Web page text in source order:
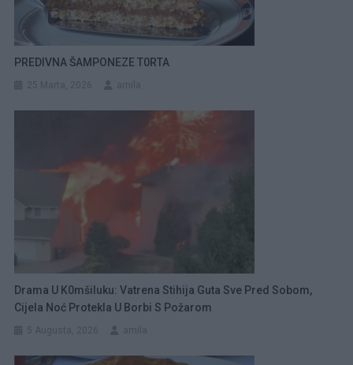
PREDIVNA ŠAMPONEZE T0RTA
Drama U K0mšiluku: Vatrena Stihija Guta Sve Pred Sobom,
Cijela Noć Protekla U Borbi S Požarom